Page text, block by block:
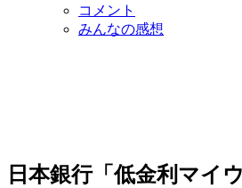
コメント
みんなの感想
日本銀行「低金利マイ